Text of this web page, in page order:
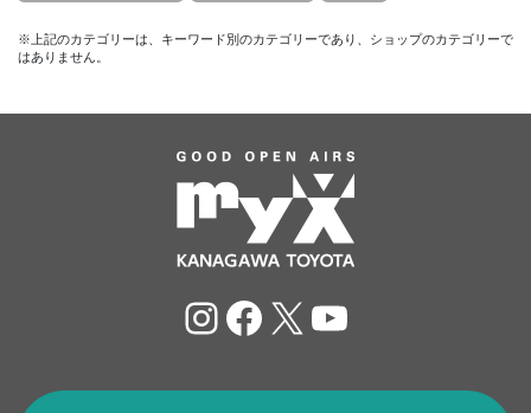
※上記のカテゴリーは、キーワード別のカテゴリーであり、ショップのカテゴリーで
はありません。
Instagram
Facebook
X YouTube